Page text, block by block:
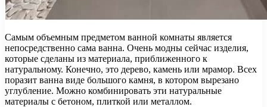
Самым объемным предметом ванной комнаты является
непосредственно сама ванна. Очень модны сейчас изделия,
которые сделаны из материала, приближенного к
натуральному. Конечно, это дерево, камень или мрамор. Всех
поразит ванна виде большого камня, в котором вырезано
углубление. Можно комбинировать эти натуральные
материалы с бетоном, плиткой или металлом.